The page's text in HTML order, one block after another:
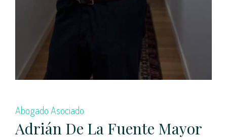
Abogado Asociado
Adrián De La Fuente Mayor